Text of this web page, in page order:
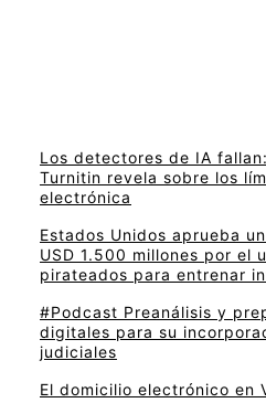
Los detectores de IA
Turnitin revela sobre los
electrónica
Estados Unidos aprueba
USD 1.500 millones por el
pirateados para entrenar
#Podcast Preanálisis y
digitales para su
judiciales
El domicilio electrónico en